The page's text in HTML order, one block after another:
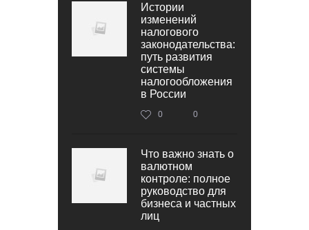
Истории
изменений
налогового
законодательства:
путь развития
системы
налогообложения
в России
0 0
Что важно знать о
валютном
контроле: полное
руководство для
бизнеса и частных
лиц